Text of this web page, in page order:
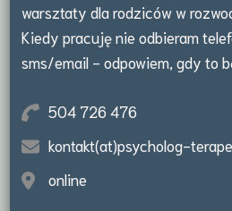
warsztaty dla rodziców w
Kiedy pracuję nie odbieram
sms/email - odpowiem, gdy to
504 726 476
kontakt(at)psycholog-
online